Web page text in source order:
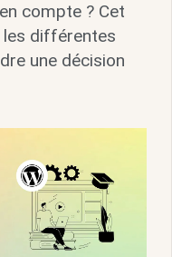
compte ? Cet
les différentes
une décision